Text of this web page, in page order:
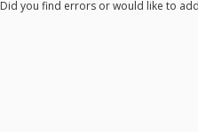
Did you find errors or would like to add